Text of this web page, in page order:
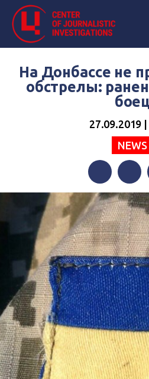
На Донбассе не
обстрелы:
боец
27.09.2019
NEWS
FacebookTwitter